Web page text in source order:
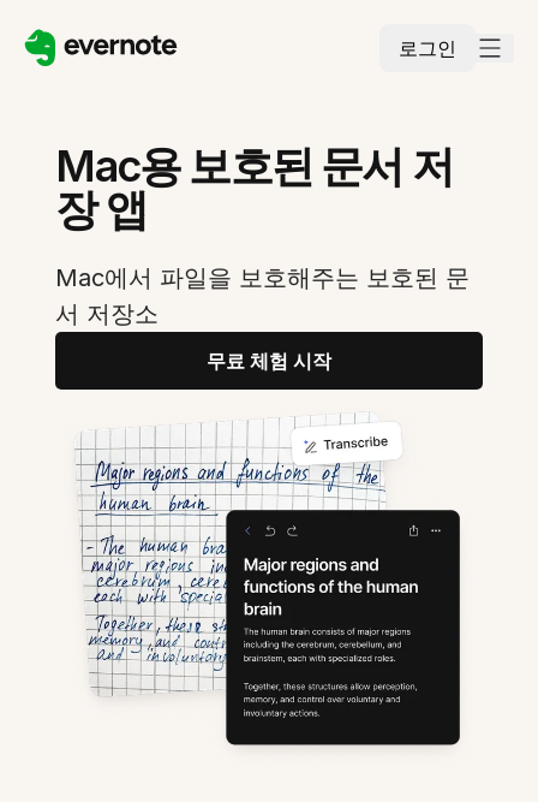
로그인
Mac용 보호된 문서 저
장 앱
Mac에서 파일을 보호해주는 보호된 문
서 저장소
무료 체험 시작